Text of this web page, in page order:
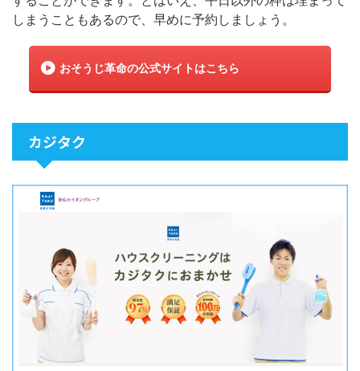
しまうこともあるので、早めに予約しましょう。
おそうじ革命の公式サイトはこちら
カジタク